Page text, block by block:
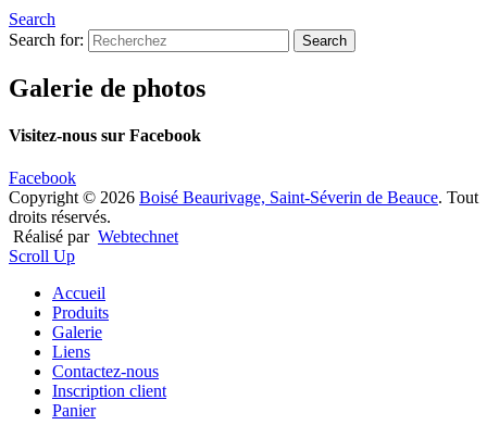
Search
Search for:
Galerie de photos
Visitez-nous sur Facebook
Facebook
Copyright © 2026 Boisé Beaurivage, Saint-Séverin de Beauce. Tout
droits réservés.
Réalisé par Webtechnet
Scroll Up
Accueil
Produits
Galerie
Liens
Contactez-nous
Inscription client
Panier